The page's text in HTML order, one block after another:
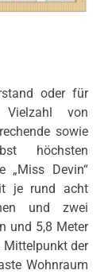
oder für
von
sowie
höchsten
„Miss Devin“
je rund acht
und zwei
und 5,8 Meter
der
Wohnraum